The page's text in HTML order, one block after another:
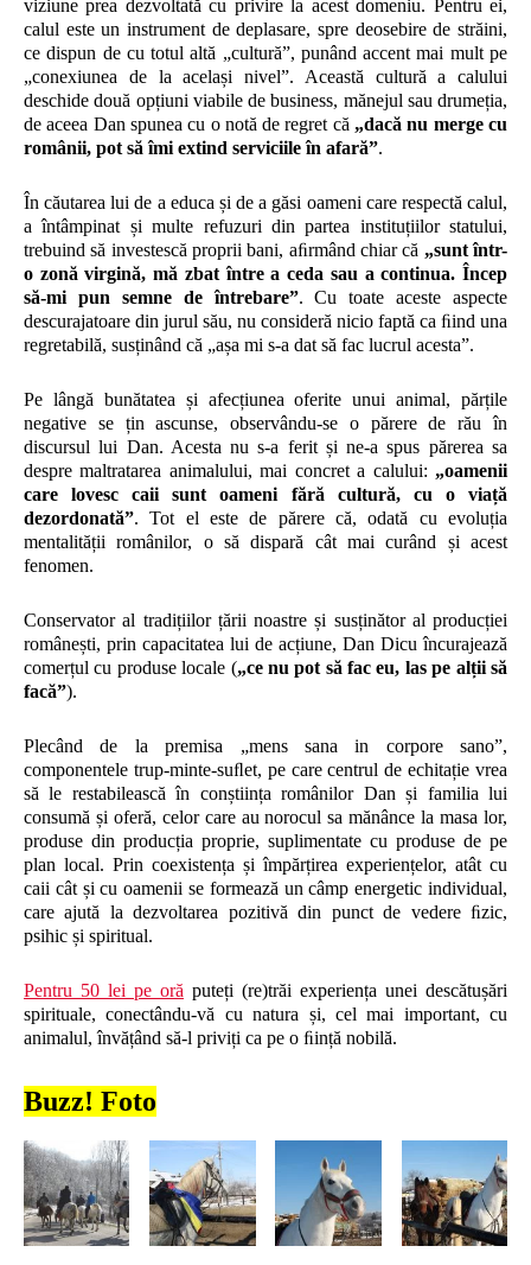
viziune prea dezvoltată cu privire la acest domeniu. Pentru ei,
calul este un instrument de deplasare, spre deosebire de străini,
ce dispun de cu totul altă „cultură”, punând accent mai mult pe
„conexiunea de la același nivel”. Această cultură a calului
deschide două opțiuni viabile de business, mănejul sau drumeția,
de aceea Dan spunea cu o notă de regret că „dacă nu merge cu
românii, pot să îmi extind serviciile în afară”.
În căutarea lui de a educa și de a găsi oameni care respectă calul,
a întâmpinat și multe refuzuri din partea instituțiilor statului,
trebuind să investescă proprii bani, aﬁrmând chiar că „sunt într-
o zonă virgină, mă zbat între a ceda sau a continua. Încep
să-mi pun semne de întrebare”. Cu toate aceste aspecte
descurajatoare din jurul său, nu consideră nicio faptă ca ﬁind una
regretabilă, susținând că „așa mi s-a dat să fac lucrul acesta”.
Pe lângă bunătatea și afecțiunea oferite unui animal, părțile
negative se țin ascunse, observându-se o părere de rău în
discursul lui Dan. Acesta nu s-a ferit și ne-a spus părerea sa
despre maltratarea animalului, mai concret a calului: „oamenii
care lovesc caii sunt oameni fără cultură, cu o viață
dezordonată”. Tot el este de părere că, odată cu evoluția
mentalității românilor, o să dispară cât mai curând și acest
fenomen.
Conservator al tradițiilor țării noastre și susținător al producției
românești, prin capacitatea lui de acțiune, Dan Dicu încurajează
comerțul cu produse locale („ce nu pot să fac eu, las pe alții să
facă”).
Plecând de la premisa „mens sana in corpore sano”,
componentele trup-minte-suﬂet, pe care centrul de echitație vrea
să le restabilească în conștiința românilor Dan și familia lui
consumă și oferă, celor care au norocul sa mănânce la masa lor,
produse din producția proprie, suplimentate cu produse de pe
plan local. Prin coexistența și împărțirea experiențelor, atât cu
caii cât și cu oamenii se formează un câmp energetic individual,
care ajută la dezvoltarea pozitivă din punct de vedere ﬁzic,
psihic și spiritual.
Pentru 50 lei pe oră puteți (re)trăi experiența unei descătușări
spirituale, conectându-vă cu natura și, cel mai important, cu
animalul, învățând să-l priviți ca pe o ﬁință nobilă.
Buzz! Foto